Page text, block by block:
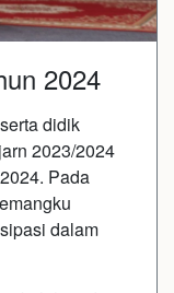
2024
didik
2023/2024
Pada
dalam